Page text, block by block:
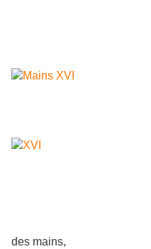
des mains,